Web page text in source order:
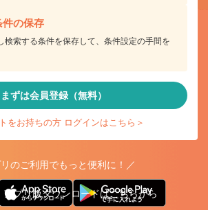
件の保存
検索する条件を保存して、条件設定の手間を
まずは会員登録（無料）
をお持ちの方 ログインはこちら＞
のご利用でもっと便利に！／
アプリ版ダウンロードはこちらから